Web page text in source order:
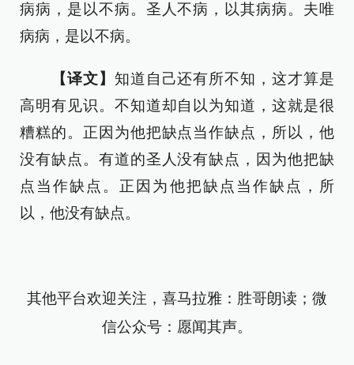
病病，是以不病。圣人不病，以其病病。夫唯
病病，是以不病。
【译文】 知道自己还有所不知，这才算是
高明有见识。不知道却自以为知道，这就是很
糟糕的。正因为他把缺点当作缺点，所以，他
没有缺点。有道的圣人没有缺点，因为他把缺
点当作缺点。正因为他把缺点当作缺点，所
以，他没有缺点。
其他平台欢迎关注，喜马拉雅：胜哥朗读；微
信公众号： 愿闻其声。